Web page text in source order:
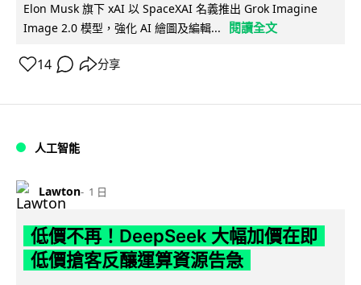
Elon Musk 旗下 xAI 以 SpaceXAI 名義推出 Grok Imagine
Image 2.0 模型，強化 AI 繪圖及編輯...
閱讀全文
14 分享
人工智能
Lawton 1 日
低價不再！DeepSeek 大幅加價在即
低價搶客反釀運算資源告急